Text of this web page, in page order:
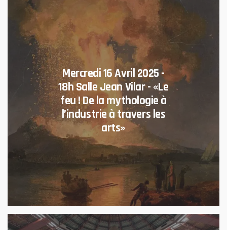
Mercredi 16 Avril 2025 -
18h Salle Jean Vilar - «Le
feu ! De la mythologie à
l’industrie à travers les
arts»